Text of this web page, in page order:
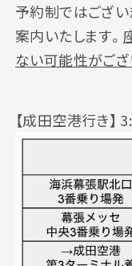
予約制ではござ
案内いたします。
ない可能性がござ
【成田空港行き